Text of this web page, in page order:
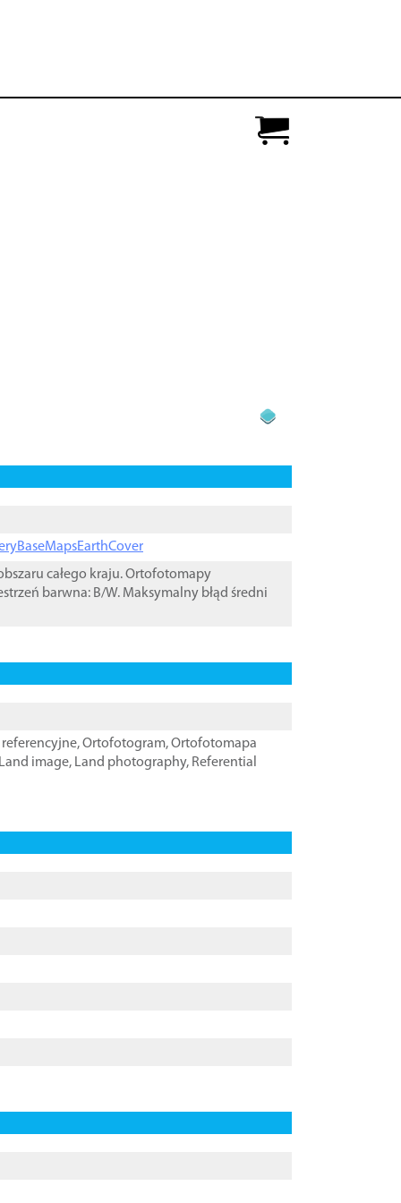
całego kraju. Ortofotomapy
barwna: B/W. Maksymalny błąd średni
,Ortofotogram,Ortofotomapa
image, Land photography, Referential